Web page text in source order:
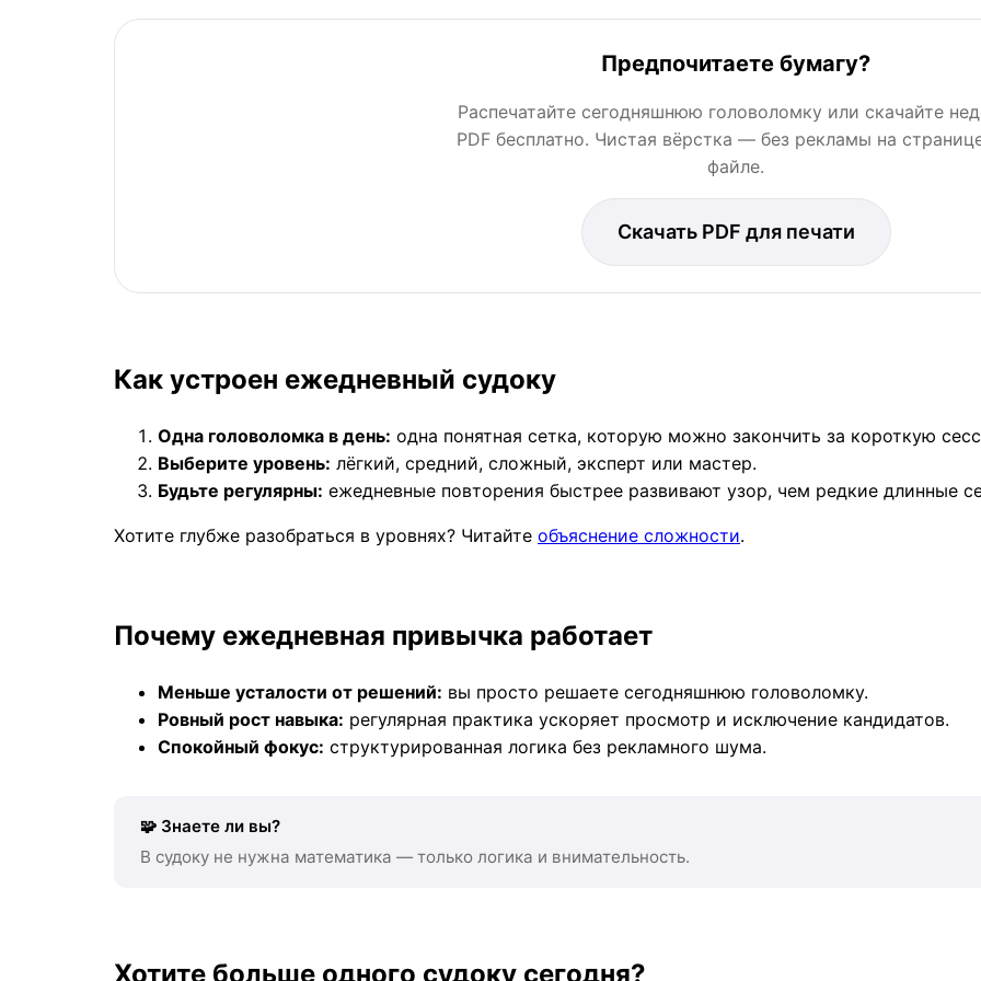
Предпочитаете бумагу?
Распечатайте сегодняшнюю головоломку или скачайте
PDF бесплатно. Чистая вёрстка — без рекламы на
файле.
Скачать PDF для печати
Как устроен ежедневный судоку
Одна головоломка в день: одна понятная сетка, которую можно закончить за короткую
Выберите уровень: лёгкий, средний, сложный, эксперт или мастер.
Будьте регулярны: ежедневные повторения быстрее развивают узор, чем редкие длинные
Хотите глубже разобраться в уровнях? Читайте объяснение сложности.
Почему ежедневная привычка работает
Меньше усталости от решений: вы просто решаете сегодняшнюю головоломку.
Ровный рост навыка: регулярная практика ускоряет просмотр и исключение кандидатов.
Спокойный фокус: структурированная логика без рекламного шума.
🧩 Знаете ли вы?
В судоку не нужна математика — только логика и внимательность.
Хотите больше одного судоку сегодня?